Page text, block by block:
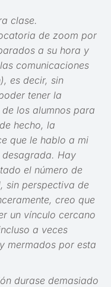
clase.
de zoom por
a su hora y
comunicaciones
es decir, sin
tener la
los alumnos para
hecho, la
que le hablo a mi
Hay
el número de
sin perspectiva de
creo que
un vínculo cercano
a veces
mermados por esta
durase demasiado